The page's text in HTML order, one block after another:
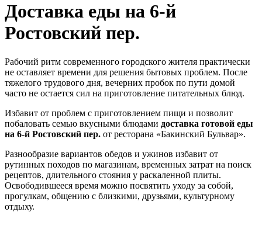
Доставка еды на 6-й
Ростовский пер.
Рабочий ритм современного городского жителя практически
не оставляет времени для решения бытовых проблем. После
тяжелого трудового дня, вечерних пробок по пути домой
часто не остается сил на приготовление питательных блюд.
Избавит от проблем с приготовлением пищи и позволит
побаловать семью вкусными блюдами доставка готовой еды
на 6-й Ростовский пер. от ресторана «Бакинский Бульвар».
Разнообразие вариантов обедов и ужинов избавит от
рутинных походов по магазинам, временных затрат на поиск
рецептов, длительного стояния у раскаленной плиты.
Освободившееся время можно посвятить уходу за собой,
прогулкам, общению с близкими, друзьями, культурному
отдыху.